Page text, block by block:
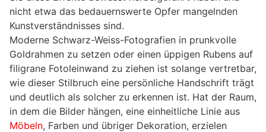
nicht etwa das bedauernswerte Opfer mangelnden
Kunstverständnisses sind.
Moderne Schwarz-Weiss-Fotografien in prunkvolle
Goldrahmen zu setzen oder einen üppigen Rubens auf
filigrane Fotoleinwand zu ziehen ist solange vertretbar,
wie dieser Stilbruch eine persönliche Handschrift trägt
und deutlich als solcher zu erkennen ist. Hat der Raum,
in dem die Bilder hängen, eine einheitliche Linie aus
Möbeln, Farben und übriger Dekoration, erzielen